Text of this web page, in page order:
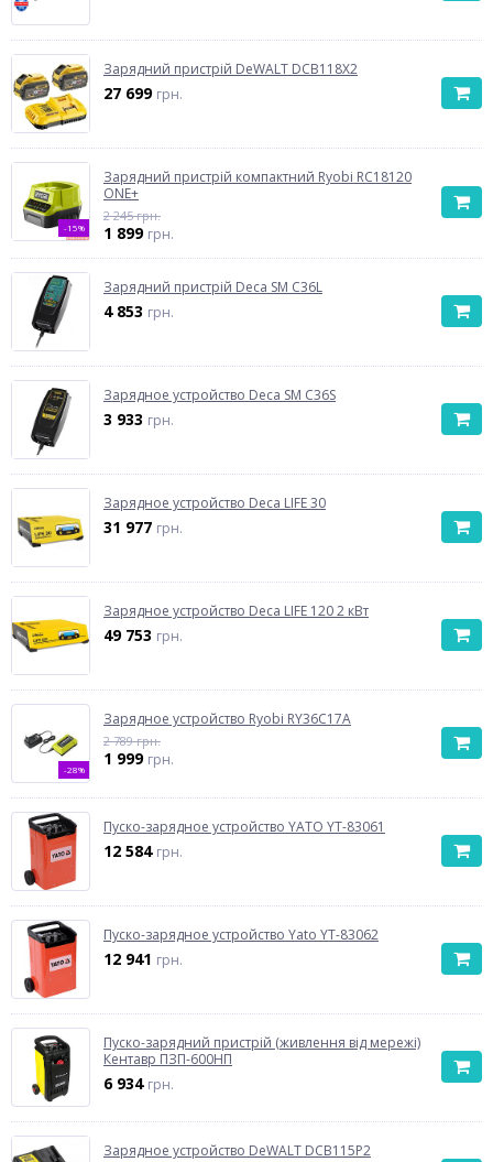
Зарядний пристрій DeWALT DCB118X2
27 699 грн.
-15%
Зарядний пристрій компактний Ryobi RC18120
ONE+
2 245 грн.
1 899 грн.
Зарядний пристрій Deca SM C36L
4 853 грн.
Зарядное устройство Deca SM C36S
3 933 грн.
Зарядное устройство Deca LIFE 30
31 977 грн.
Зарядное устройство Deca LIFE 120 2 кВт
49 753 грн.
-28%
Зарядное устройство Ryobi RY36C17A
2 789 грн.
1 999 грн.
Пуско-зарядное устройство YATO YT-83061
12 584 грн.
Пуско-зарядное устройство Yato YT-83062
12 941 грн.
Пуско-зарядний пристрій (живлення від мережі)
Кентавр ПЗП-600НП
6 934 грн.
Зарядное устройство DeWALT DCB115P2